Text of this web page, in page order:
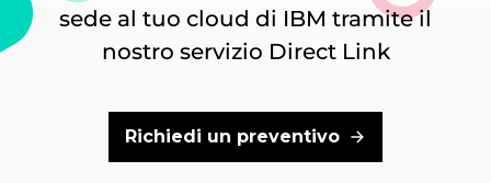
sede al tuo cloud di IBM tramite il
nostro servizio Direct Link
Richiedi un preventivo